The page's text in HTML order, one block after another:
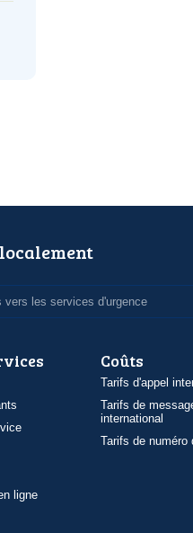
vers les services d'urgence
ligne
Coûts
Tarifs d'appel
Tarifs de
international
Tarifs de numéro